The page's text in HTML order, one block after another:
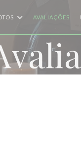
AVALIAÇÕES